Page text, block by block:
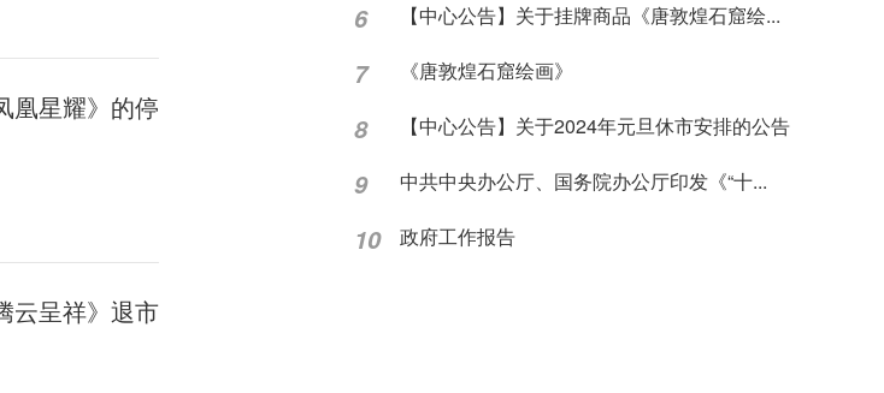
凰星耀》的停
云呈祥》退市
6 【中心公告】关于挂牌商品《唐敦煌石窟绘...
7 《唐敦煌石窟绘画》
8 【中心公告】关于2024年元旦休市安排的公告
9 中共中央办公厅、国务院办公厅印发《“十...
10 政府工作报告